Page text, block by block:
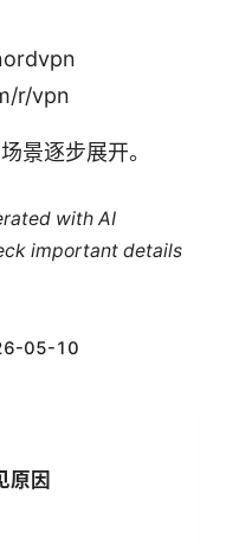
r/vpn
景逐步展开。
with AI
important details
05-10
原因